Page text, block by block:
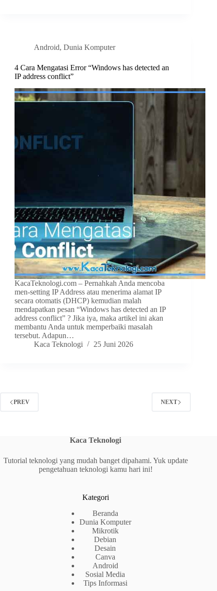
Android, Dunia Komputer
4 Cara Mengatasi Error “Windows has detected an
IP address conflict”
KacaTeknologi.com – Pernahkah Anda mencoba
men-setting IP Address atau menerima alamat IP
secara otomatis (DHCP) kemudian malah
mendapatkan pesan “Windows has detected an IP
address conflict” ? Jika iya, maka artikel ini akan
membantu Anda untuk memperbaiki masalah
tersebut. Adapun…
Kaca Teknologi
25 Juni 2026
PREV NEXT
Kaca Teknologi
Tutorial teknologi yang mudah banget dipahami. Yuk update
pengetahuan teknologi kamu hari ini!
Kategori
Beranda
Dunia Komputer
Mikrotik
Debian
Desain
Canva
Android
Sosial Media
Tips Informasi